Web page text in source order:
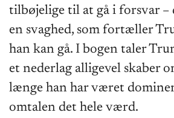
tilbøjelige til at gå i forsvar –
en svaghed, som fortæller
han kan gå. I bogen taler
et nederlag alligevel skaber
længe han har været
omtalen det hele værd.